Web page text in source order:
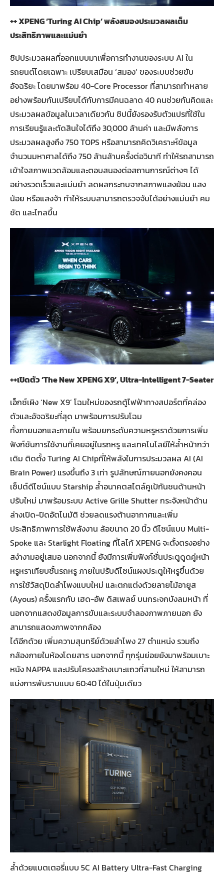
++ XPENG ‘Turing AI Chip’ พลังสมองประมวลผลเต็ม
ประสิทธิภาพและแม่นยำ
ชิปประมวลผลที่ออกแบบมาเพื่อการทำงานของระบบ AI ใน
รถยนต์โดยเฉพาะ เปรียบเสมือน ‘สมอง’ ของระบบช่วยขับ
อัจฉริยะ โดยมาพร้อม 40-Core Processor ที่สามารถทำหลาย
อย่างพร้อมกันเปรียบได้กับการมีคนฉลาด 40 คนช่วยกันคิดและ
ประมวลผลข้อมูลในเวลาเดียวกัน ชิปนี้ยังรองรับตัวแปรที่ใช้ใน
การเรียนรู้และตัดสินใจได้ถึง 30,000 ล้านค่า และมีพลังการ
ประมวลผลสูงถึง 750 TOPS หรือสามารถคิดวิเคราะห์ข้อมูล
จำนวนมหาศาลได้ถึง 750 ล้านล้านครั้งต่อวินาที ทำให้รถสามารถ
เข้าใจสภาพแวดล้อมและตอบสนองต่อสถานการณ์ต่างๆ ได้
อย่างรวดเร็วและแม่นยำ ลดผลกระทบจากสภาพแสงย้อน แสง
น้อย หรือแสงจ้า ทำให้ระบบสามารถตรวจจับได้อย่างแม่นยำ คม
ชัด และไกลขึ้น
++เปิดตัว ‘The New XPENG X9’, Ultra-Intelligent 7-Seater
เอ็กซ์เผิง ‘New X9’ โฉมใหม่ของรถตู้ไฟฟ้าทางสปอร์ตที่คล่อง
ตัวและอัจฉริยะที่สุด มาพร้อมการปรับโฉม
ทั้งภายนอกและภายใน พร้อมยกระดับความหรูหราด้วยการเพิ่ม
ฟังก์ชันการใช้งานที่เคยอยู่ในรถหรู และเทคโนโลยีให้ล้ำหน้ากว่า
เดิม ติดตั้ง Turing AI Chipที่ให้พลังในการประมวลผล AI (AI
Brain Power) แรงขึ้นถึง 3 เท่า รูปลักษณ์ภายนอกยังคงคอน
เซ็ปต์ดีไซน์แบบ Starship ล้ำอนาคตสไตล์คูเป้กันชนด้านหน้า
ปรับใหม่ มาพร้อมระบบ Active Grille Shutter กระจังหน้าด้าน
ล่างเปิด-ปิดอัตโนมัติ ช่วยลดแรงต้านอากาศและเพิ่ม
ประสิทธิภาพการใช้พลังงาน ล้อขนาด 20 นิ้ว ดีไซน์แบบ Multi-
Spoke และ Starlight Floating ที่โลโก้ XPENG จะตั้งตรงอย่าง
สง่างามอยู่เสมอ นอกจากนี้ ยังมีการเพิ่มฟังก์ชั่นประตูดูดคู่หน้า
หรูหราเทียบชั้นรถหรู ภายในปรับดีไซน์แผงประตูให้หรูขึ้นด้วย
การใช้วัสดุปิดลำโพงแบบใหม่ และตกแต่งด้วยลายไม้อายูส
(Ayous) ครั้งแรกกับ เฮด-อัพ ดิสเพลย์ บนกระจกบังลมหน้า ที่
นอกจากแสดงข้อมูลการขับและระบบจำลองภาพภายนอก ยัง
สามารถแสดงภาพจากกล้อง
ได้อีกด้วย เพิ่มความสุนทรีย์ด้วยลำโพง 27 ตำแหน่ง รวมถึง
กล้องภายในห้องโดยสาร นอกจากนี้ ทุกรุ่นย่อยยังมาพร้อมเบาะ
หนัง NAPPA และปรับโครงสร้างเบาะแถวที่สามใหม่ ให้สามารถ
แบ่งการพับราบแบบ 60:40 ได้ในปุ่มเดียว
ล้ำด้วยแบตเตอรี่แบบ 5C AI Battery Ultra-Fast Charging